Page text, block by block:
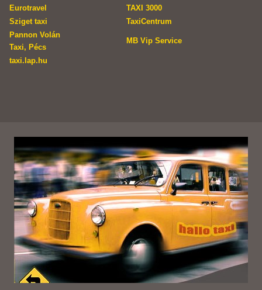
Eurotravel
TAXI 3000
Sziget taxi
TaxiCentrum
Pannon Volán
Taxi, Pécs
MB Vip Service
taxi.lap.hu